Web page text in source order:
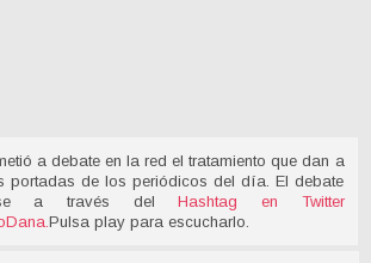
a debate en la red el tratamiento que dan a
portadas de los periódicos del día. El debate
a través delHashtag en Twitter
Pulsa play para escucharlo.